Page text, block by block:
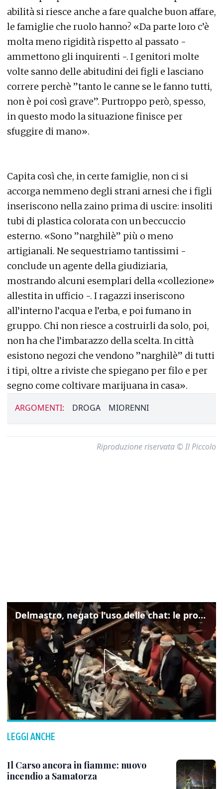
abilità si riesce anche a fare qualche buon affare,
le famiglie che ruolo hanno? «Da parte loro c’è
molta meno rigidità rispetto al passato -
ammettono gli inquirenti -. I genitori molte
volte sanno delle abitudini dei figli e lasciano
correre perchè ”tanto le canne se le fanno tutti,
non è poi così grave”. Purtroppo però, spesso,
in questo modo la situazione finisce per
sfuggire di mano».
Capita così che, in certe famiglie, non ci si
accorga nemmeno degli strani arnesi che i figli
inseriscono nella zaino prima di uscire: insoliti
tubi di plastica colorata con un beccuccio
esterno. «Sono ”narghilè” più o meno
artigianali. Ne sequestriamo tantissimi -
conclude un agente della giudiziaria,
mostrando alcuni esemplari della «collezione»
allestita in ufficio -. I ragazzi inseriscono
all’interno l’acqua e l’erba, e poi fumano in
gruppo. Chi non riesce a costruirli da solo, poi,
non ha che l’imbarazzo della scelta. In città
esistono negozi che vendono ”narghilè” di tutti
i tipi, oltre a riviste che spiegano per filo e per
segno come coltivare marijuana in casa».
ARGOMENTI: DROGA MIORENNI
Riproduzione riservata © Il Piccolo
Delmastro, negato l'uso delle chat: le proteste di Avs e M5s
LEGGI ANCHE
Il Carso ancora in fiamme: nuovo
incendio a Samatorza